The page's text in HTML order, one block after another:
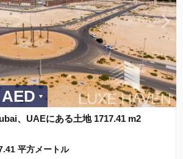
、UAEにある土地 1717.41 m2
平方メートル